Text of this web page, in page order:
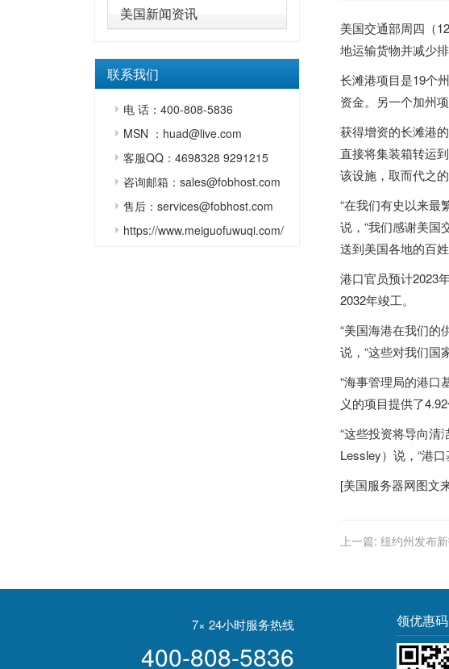
美国新闻资讯
联系我们
电 话：400-808-5836
MSN ：huad@live.com
客服QQ：4698328 9291215
咨询邮箱：sales@fobhost.com
售后：services@fobhost.com
https://www.meiguofuwuqi.com/
美国交通部周四（
地运输货物并减少排
长滩港项目是19个
资金。另一个加州
获得增资的长滩港
直接将集装箱转运
该设施，取而代之
“在我们有史以来最
说，“我们感谢美国
送到美国各地的百
港口官员预计2023
2032年竣工。
“美国海港在我们的
说，“这些对我们国
“海事管理局的港口
义的项目提供了
“这些投资将导向清
Lessley）说，“港
[美国服务器网图文
上一篇: 纽约州发布
7× 24小时服务热线
400-808-5836
领优惠码